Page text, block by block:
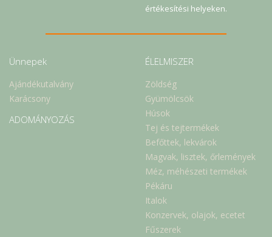
értékesítési helyeken.
Ünnepek
Ajándékutalvány
Karácsony
ADOMÁNYOZÁS
ÉLELMISZER
Zöldség
Gyümölcsök
Húsok
Tej és tejtermékek
Befőttek, lekvárok
Magvak, lisztek, őrlemények
Méz, méhészeti termékek
Pékáru
Italok
Konzervek, olajok, ecetet
Fűszerek